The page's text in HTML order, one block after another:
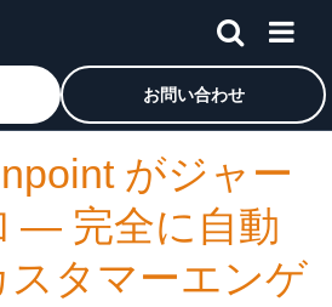
サービスのホームページに戻るには、こ
お問い合わせ
がジャー
— 完全に自動
タマーエンゲ